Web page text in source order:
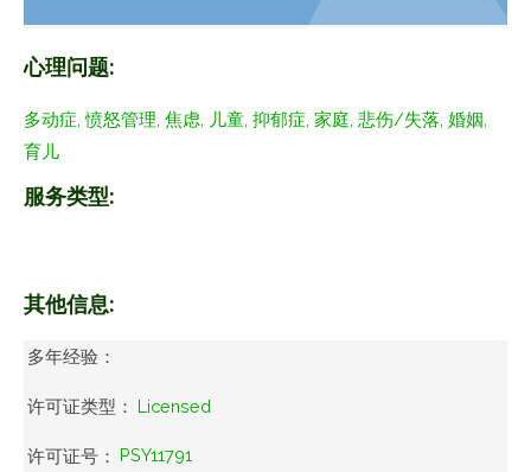
心理问题:
多动症, 愤怒管理, 焦虑, 儿童, 抑郁症, 家庭, 悲伤/失落, 婚姻,
育儿
服务类型:
其他信息:
多年经验：
许可证类型： Licensed
许可证号： PSY11791